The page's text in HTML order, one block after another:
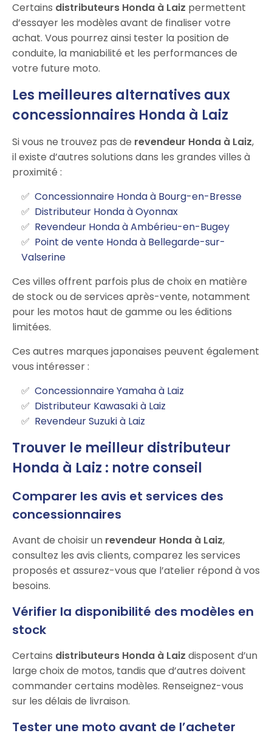
Certains distributeurs Honda à Laiz permettent
d’essayer les modèles avant de finaliser votre
achat. Vous pourrez ainsi tester la position de
conduite, la maniabilité et les performances de
votre future moto.
Les meilleures alternatives aux
concessionnaires Honda à Laiz
Si vous ne trouvez pas de revendeur Honda à Laiz,
il existe d’autres solutions dans les grandes villes à
proximité :
Concessionnaire Honda à Bourg-en-Bresse
Distributeur Honda à Oyonnax
Revendeur Honda à Ambérieu-en-Bugey
Point de vente Honda à Bellegarde-sur-
Valserine
Ces villes offrent parfois plus de choix en matière
de stock ou de services après-vente, notamment
pour les motos haut de gamme ou les éditions
limitées.
Ces autres marques japonaises peuvent également
vous intéresser :
Concessionnaire Yamaha à Laiz
Distributeur Kawasaki à Laiz
Revendeur Suzuki à Laiz
Trouver le meilleur distributeur
Honda à Laiz : notre conseil
Comparer les avis et services des
concessionnaires
Avant de choisir un revendeur Honda à Laiz,
consultez les avis clients, comparez les services
proposés et assurez-vous que l’atelier répond à vos
besoins.
Vérifier la disponibilité des modèles en
stock
Certains distributeurs Honda à Laiz disposent d’un
large choix de motos, tandis que d’autres doivent
commander certains modèles. Renseignez-vous
sur les délais de livraison.
Tester une moto avant de l’acheter